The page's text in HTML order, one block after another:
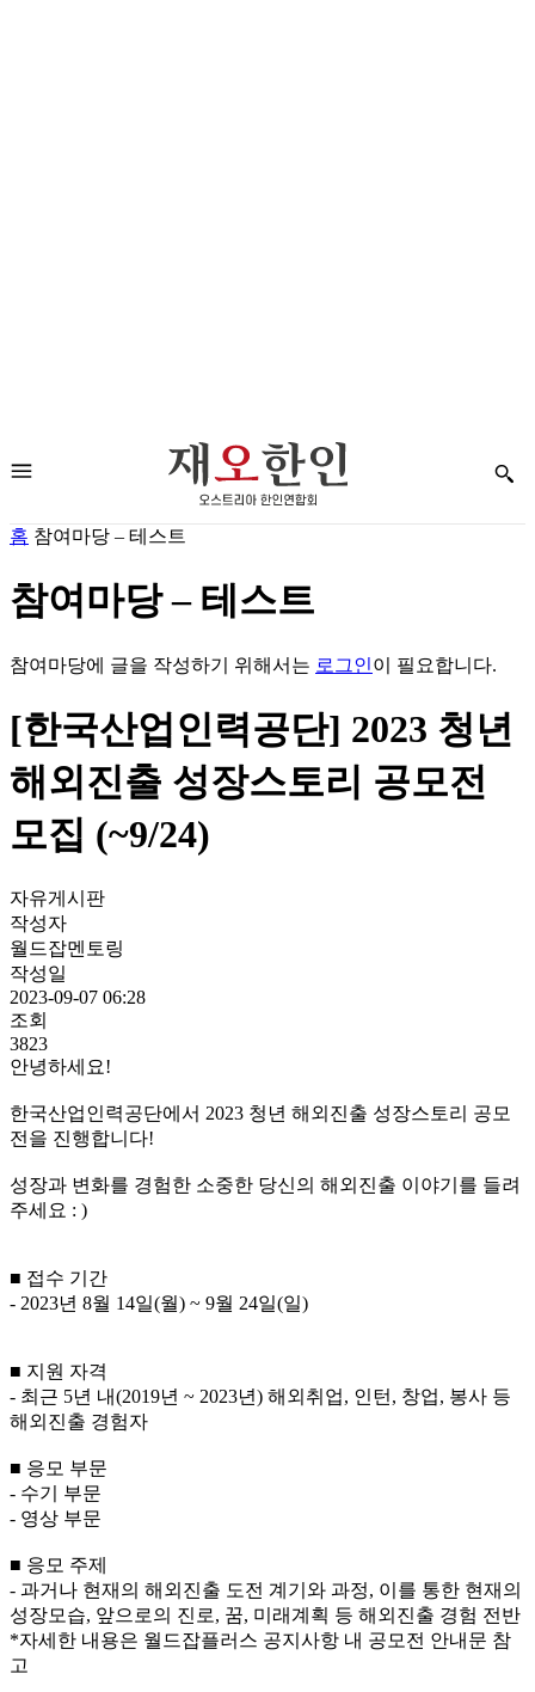
홈 참여마당 – 테스트
참여마당 – 테스트
참여마당에 글을 작성하기 위해서는 로그인이 필요합니다.
[한국산업인력공단] 2023 청년
해외진출 성장스토리 공모전
모집 (~9/24)
자유게시판
작성자
월드잡멘토링
작성일
2023-09-07 06:28
조회
3823
안녕하세요!
한국산업인력공단에서 2023 청년 해외진출 성장스토리 공모
전을 진행합니다!
성장과 변화를 경험한 소중한 당신의 해외진출 이야기를 들려
주세요 : )
■ 접수 기간
- 2023년 8월 14일(월) ~ 9월 24일(일)
■ 지원 자격
- 최근 5년 내(2019년 ~ 2023년) 해외취업, 인턴, 창업, 봉사 등
해외진출 경험자
■ 응모 부문
- 수기 부문
- 영상 부문
■ 응모 주제
- 과거나 현재의 해외진출 도전 계기와 과정, 이를 통한 현재의
성장모습, 앞으로의 진로, 꿈, 미래계획 등 해외진출 경험 전반
*자세한 내용은 월드잡플러스 공지사항 내 공모전 안내문 참
고